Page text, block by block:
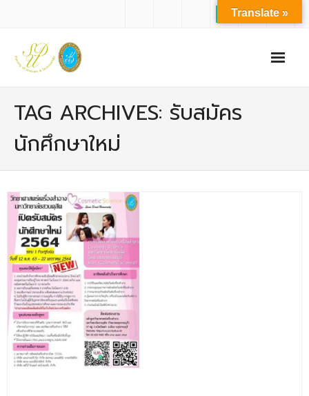
- ปรัชญาการจัดการศึกษา มหาวิทยาลัยสวนดุสิต
- ประวัติความเป็นมาของคณะ
- บุคลากร
- - สำนักงานคณะวิทยาศาสตร์และเทคโนโลยี
- - บุคลากรวิชาการ
- - บุคลากรสนับสนุน
หลักสูตร
TAG ARCHIVES: รับสมัคร
นักศึกษาใหม่
Translate »